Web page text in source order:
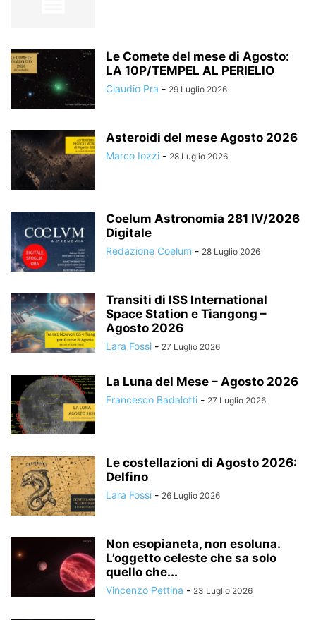
Le Comete del mese di Agosto:
LA 10P/TEMPEL AL PERIELIO
Claudio Pra - 29 Luglio 2026
Asteroidi del mese Agosto 2026
Marco Iozzi - 28 Luglio 2026
Coelum Astronomia 281 IV/2026
Digitale
Redazione Coelum - 28 Luglio 2026
Transiti di ISS International
Space Station e Tiangong –
Agosto 2026
Lara Fossi - 27 Luglio 2026
La Luna del Mese – Agosto 2026
Francesco Badalotti - 27 Luglio 2026
Le costellazioni di Agosto 2026:
Delfino
Lara Fossi - 26 Luglio 2026
Non esopianeta, non esoluna.
L’oggetto celeste che sa solo
quello che...
Vincenzo Pettina - 23 Luglio 2026